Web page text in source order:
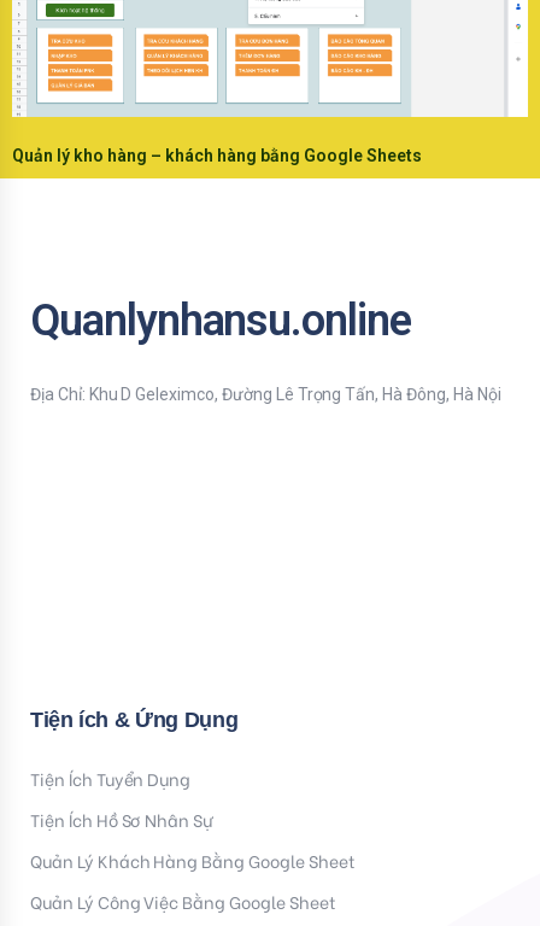
Quản lý kho hàng – khách hàng bằng Google Sheets
Quanlynhansu.online
Địa Chỉ: Khu D Geleximco, Đường Lê Trọng Tấn, Hà Đông, Hà Nội
Tiện ích & Ứng Dụng
Tiện Ích Tuyển Dụng
Tiện Ích Hồ Sơ Nhân Sự
Quản Lý Khách Hàng Bằng Google Sheet
Quản Lý Công Việc Bằng Google Sheet